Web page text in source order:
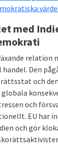
med
relation
Den
och
och
EU har
och gör